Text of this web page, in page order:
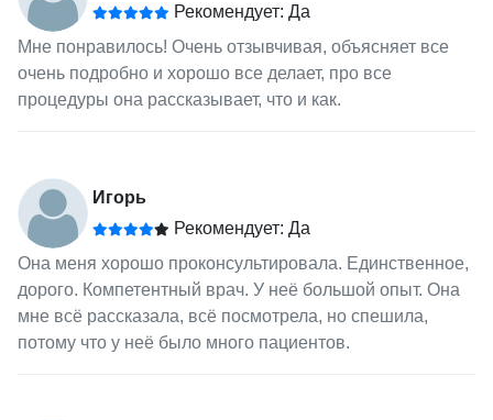
Рекомендует: Да
Мне понравилось! Очень отзывчивая, объясняет все
очень подробно и хорошо все делает, про все
процедуры она рассказывает, что и как.
Игорь
Рекомендует: Да
Она меня хорошо проконсультировала. Единственное,
дорого. Компетентный врач. У неё большой опыт. Она
мне всё рассказала, всё посмотрела, но спешила,
потому что у неё было много пациентов.